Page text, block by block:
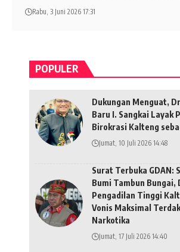
Rabu, 3 Juni 2026 17:31
POPULER
Dukungan Menguat,
Baru I. Sangkai Layak
Birokrasi Kalteng
Jumat, 10 Juli 2026 14:48
Surat Terbuka GDAN:
Bumi Tambun Bungai,
Pengadilan Tinggi
Vonis Maksimal
Narkotika
Jumat, 17 Juli 2026 14:40